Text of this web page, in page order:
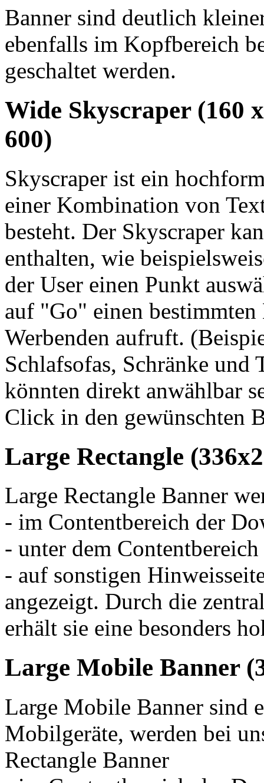
Banner sind deutlich
ebenfalls im Kopfbereich
geschaltet werden.
Wide Skyscraper (160
600)
Skyscraper ist ein
einer Kombination von
besteht. Der Skyscraper
enthalten, wie
der User einen Punkt
auf "Go" einen bestimmten
Werbenden aufruft.
Schlafsofas, Schränke und
könnten direkt anwählbar
Click in den gewünschten
Large Rectangle
Large Rectangle Banner
- im Contentbereich der
- unter dem Contentbereich
- auf sonstigen
angezeigt. Durch die
erhält sie eine besonders
Large Mobile Banner
Large Mobile Banner sind
Mobilgeräte, werden bei
Rectangle Banner